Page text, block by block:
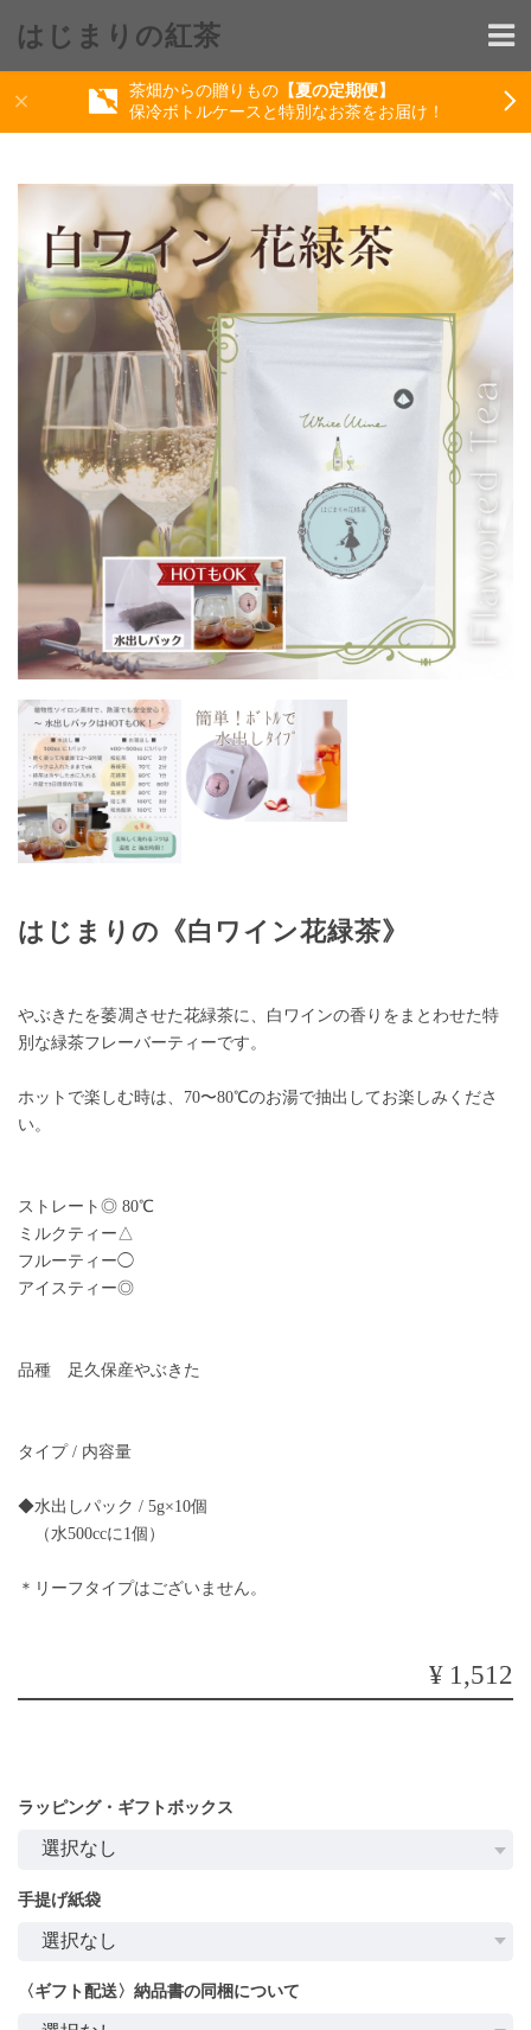
茶畑からの贈りもの【夏の定期便】
保冷ボトルケースと特別なお茶をお届け！
はじまりの紅茶
はじまりの《白ワイン花緑茶》
やぶきたを萎凋させた花緑茶に、白ワインの香りをまとわせた特
別な緑茶フレーバーティーです。
ホットで楽しむ時は、70〜80℃のお湯で抽出してお楽しみくださ
い。
ストレート◎ 80℃
ミルクティー△
フルーティー◯
アイスティー◎
品種 足久保産やぶきた
タイプ / 内容量
◆水出しパック / 5g×10個
（水500ccに1個）
＊リーフタイプはございません。
¥1,512
ラッピング・ギフトボックス
手提げ紙袋
〈ギフト配送〉納品書の同梱について